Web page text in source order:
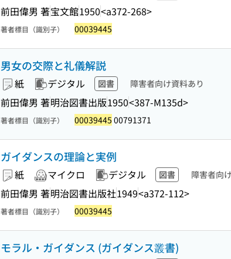
前田偉男 著宝文館1950<a372-268>
著者標目（識別子） 00039445
男女の交際と礼儀解説
紙 デジタル 図書 障害者向け資料あり
前田偉男 著明治図書出版1950<387-M135d>
著者標目（識別子） 00039445 00791371
ガイダンスの理論と実例
紙 マイクロ デジタル 図書 障害者向
前田偉男 著明治図書出版社1949<a372-112>
著者標目（識別子） 00039445
モラル・ガイダンス (ガイダンス叢書)